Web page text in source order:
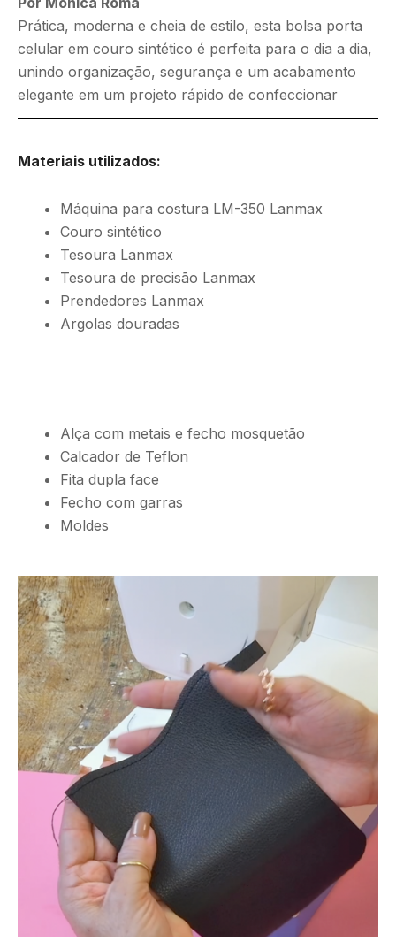
Prática, moderna e cheia de estilo, esta bolsa porta
celular em couro sintético é perfeita para o dia a dia,
unindo organização, segurança e um acabamento
elegante em um projeto rápido de confeccionar
Materiais utilizados:
Máquina para costura LM-350 Lanmax
Couro sintético
Tesoura Lanmax
Tesoura de precisão Lanmax
Prendedores Lanmax
Argolas douradas
Alça com metais e fecho mosquetão
Calcador de Teflon
Fita dupla face
Fecho com garras
Moldes